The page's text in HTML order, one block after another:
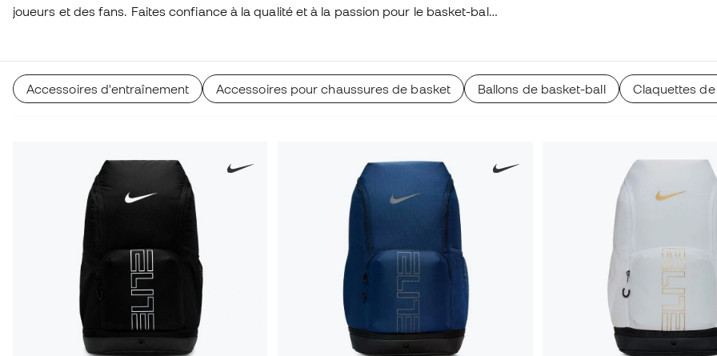
joueurs et des fans. Faites confiance à la qualité et à la passion pour le basket-ball
Accessoires d'entraînement Accessoires pour chaussures de basket Ballons de basket-ball Claquettes